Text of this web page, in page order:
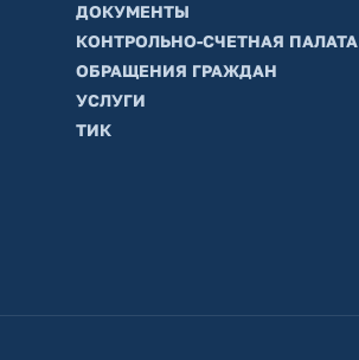
ДОКУМЕНТЫ
КОНТРОЛЬНО-СЧЕТНАЯ ПАЛАТА
ОБРАЩЕНИЯ ГРАЖДАН
УСЛУГИ
ТИК